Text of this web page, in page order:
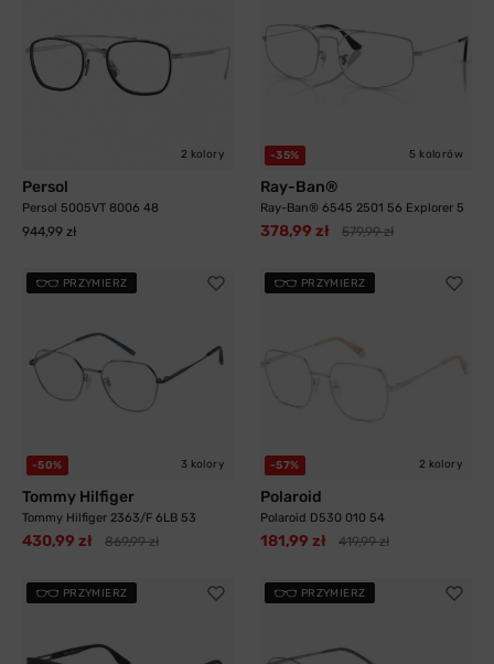
2 kolory
Persol
Persol 5005VT 8006 48
944,99 zł
-35% 5 kolorów
Ray-Ban®
Ray-Ban® 6545 2501 56 Explorer 5
378,99 zł 579,99 zł
PRZYMIERZ
-50% 3 kolory
Tommy Hilfiger
Tommy Hilfiger 2363/F 6LB 53
430,99 zł 869,99 zł
PRZYMIERZ
-57% 2 kolory
Polaroid
Polaroid D530 010 54
181,99 zł 419,99 zł
PRZYMIERZ PRZYMIERZ